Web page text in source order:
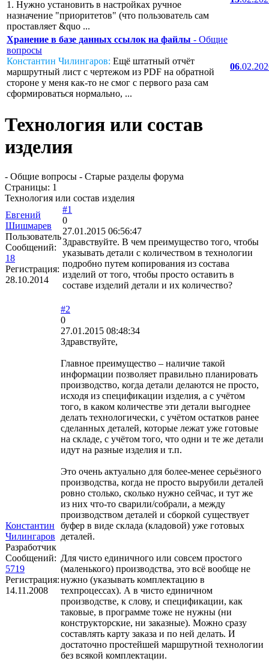
1. Нужно установить в настройках ручное
назначение "приоритетов" (что пользователь сам
проставляет &quo ...
Хранение в базе данных ссылок на файлы - Общие
вопросы
Константин Чилингаров: Ещё штатный отчёт
маршрутный лист с чертежом из PDF на обратной
стороне у меня как-то не смог с первого раза сам
сформироваться нормально, ...
06
Технология или состав
изделия
- Общие вопросы - Старые разделы форума
Страницы: 1
Технология или состав изделия
Евгений
Шишмарев
Пользователь
Сообщений:
18
Регистрация:
28.10.2014
#1
0
27.01.2015 06:56:47
Здравствуйте. В чем преимущество того, чтобы
указывать детали с количеством в технологии
подробно путем копирования из состава
изделий от того, чтобы просто оставить в
составе изделий детали и их количество?
Константин
Чилингаров
Разработчик
Сообщений:
5719
Регистрация:
14.11.2008
#2
0
27.01.2015 08:48:34
Здравствуйте,
Главное преимущество – наличие такой
информации позволяет правильно планировать
производство, когда детали делаются не просто,
исходя из спецификации изделия, а с учётом
того, в каком количестве эти детали выгоднее
делать технологически, с учётом остатков ранее
сделанных деталей, которые лежат уже готовые
на складе, с учётом того, что одни и те же детали
идут на разные изделия и т.п.
Это очень актуально для более-менее серьёзного
производства, когда не просто вырубили деталей
ровно столько, сколько нужно сейчас, и тут же
из них что-то сварили/собрали, а между
производством деталей и сборкой существует
буфер в виде склада (кладовой) уже готовых
деталей.
Для чисто единичного или совсем простого
(маленького) производства, это всё вообще не
нужно (указывать комплектацию в
техпроцессах). А в чисто единичном
производстве, к слову, и спецификации, как
таковые, в программе тоже не нужны (ни
конструкторские, ни заказные). Можно сразу
составлять карту заказа и по ней делать. И
достаточно простейшей маршрутной технологии
без всякой комплектации.